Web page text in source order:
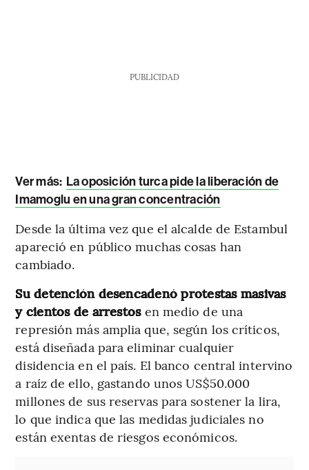
PUBLICIDAD
Ver más: La oposición turca pide la liberación de
Imamoglu en una gran concentración
Desde la última vez que el alcalde de Estambul
apareció en público muchas cosas han
cambiado.
Su detención desencadenó protestas masivas
y cientos de arrestosen medio de una
represión más amplia que, según los críticos,
está diseñada para eliminar cualquier
disidencia en el país. El banco central intervino
a raíz de ello, gastando unos US$50.000
millones de sus reservas para sostener la lira,
lo que indica que las medidas judiciales no
están exentas de riesgos económicos.